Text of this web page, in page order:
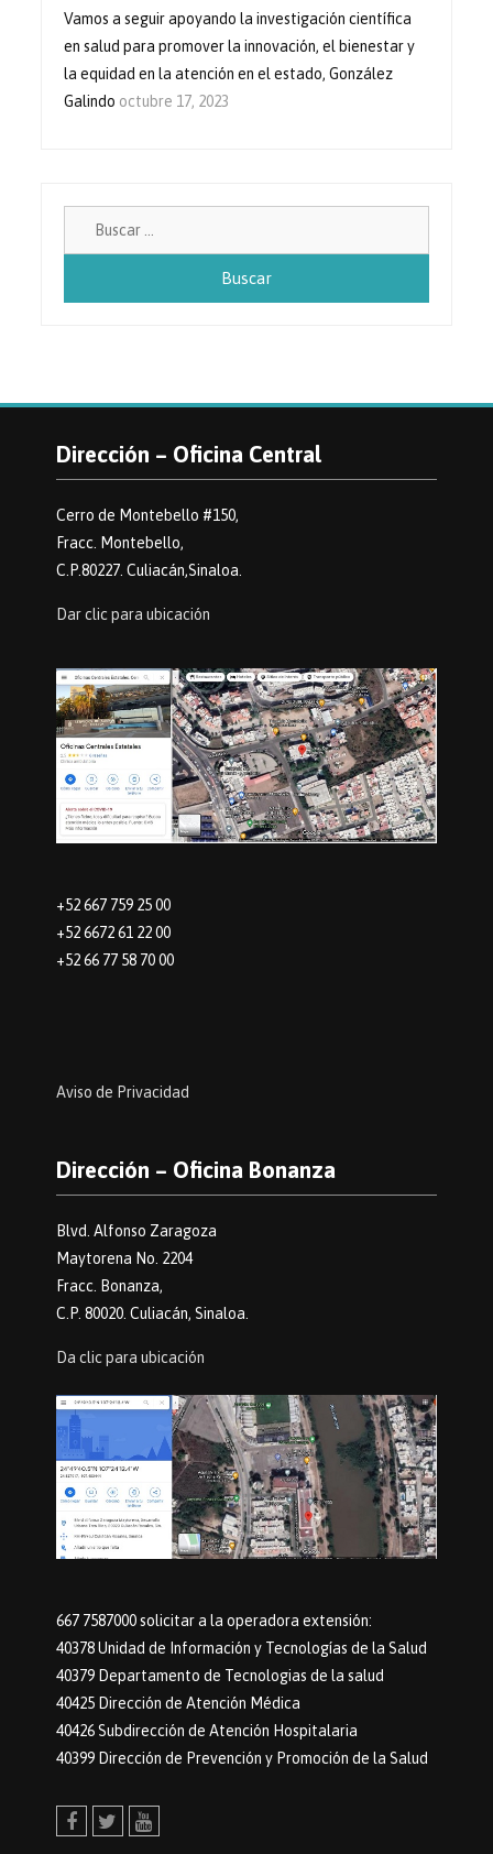
Vamos a seguir apoyando la investigación científica
en salud para promover la innovación, el bienestar y
la equidad en la atención en el estado, González
Galindo octubre 17, 2023
Dirección – Oficina Central
Cerro de Montebello #150,
Fracc. Montebello,
C.P.80227. Culiacán,Sinaloa.
Dar clic para ubicación
+52 667 759 25 00
+52 6672 61 22 00
+52 66 77 58 70 00
Aviso de Privacidad
Dirección – Oficina Bonanza
Blvd. Alfonso Zaragoza
Maytorena No. 2204
Fracc. Bonanza,
C.P. 80020. Culiacán, Sinaloa.
Da clic para ubicación
667 7587000 solicitar a la operadora extensión:
40378 Unidad de Información y Tecnologías de la Salud
40379 Departamento de Tecnologias de la salud
40425 Dirección de Atención Médica
40426 Subdirección de Atención Hospitalaria
40399 Dirección de Prevención y Promoción de la Salud